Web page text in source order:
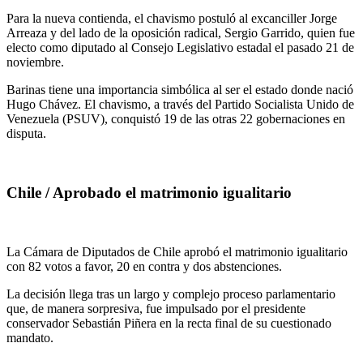
Para la nueva contienda, el chavismo postuló al excanciller Jorge
Arreaza y del lado de la oposición radical, Sergio Garrido, quien fue
electo como diputado al Consejo Legislativo estadal el pasado 21 de
noviembre.
Barinas tiene una importancia simbólica al ser el estado donde nació
Hugo Chávez. El chavismo, a través del Partido Socialista Unido de
Venezuela (PSUV), conquistó 19 de las otras 22 gobernaciones en
disputa.
Chile / Aprobado el matrimonio igualitario
La Cámara de Diputados de Chile aprobó el matrimonio igualitario
con 82 votos a favor, 20 en contra y dos abstenciones.
La decisión llega tras un largo y complejo proceso parlamentario
que, de manera sorpresiva, fue impulsado por el presidente
conservador Sebastián Piñera en la recta final de su cuestionado
mandato.